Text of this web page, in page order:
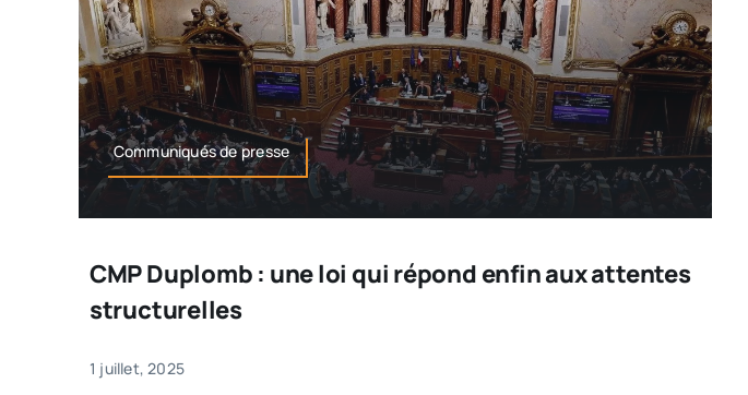
Communiqués de presse
CMP Duplomb : une loi qui répond enfin aux attentes
structurelles
1 juillet, 2025